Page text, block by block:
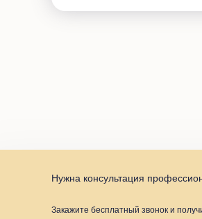
Нужна консультация
Закажите бесплатный звонок и